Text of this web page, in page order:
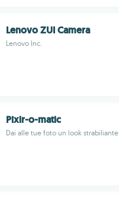
Lenovo ZUI Camera
Lenovo Inc.
Pixlr-o-matic
Dai alle tue foto un look strabiliante